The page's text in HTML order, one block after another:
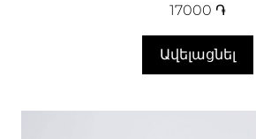
17000 ֏
Ավելացնել